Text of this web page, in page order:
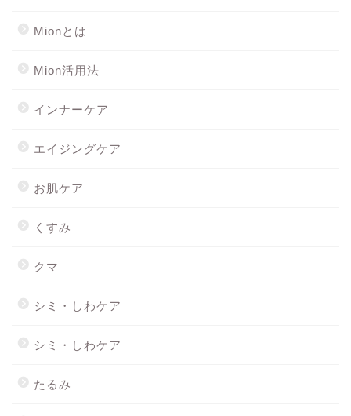
Mionとは
Mion活用法
インナーケア
エイジングケア
お肌ケア
くすみ
クマ
シミ・しわケア
シミ・しわケア
たるみ